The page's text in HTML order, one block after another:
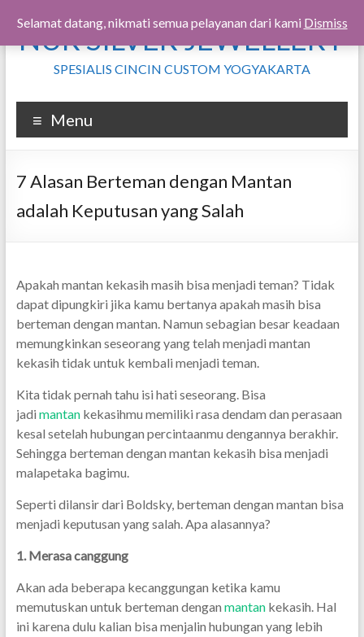
Skip
content
NUR SILVER JEWELLERY
SPESIALIS CINCIN CUSTOM YOGYAKARTA
Menu
7 Alasan Berteman dengan Mantan
adalah Keputusan yang Salah
Apakah mantan kekasih masih bisa menjadi teman? Tidak
dapat dipungkiri jika kamu bertanya apakah masih bisa
berteman dengan mantan. Namun sebagian besar keadaan
memungkinkan seseorang yang telah menjadi mantan
kekasih tidak untuk kembali menjadi teman.
Kita tidak pernah tahu isi hati seseorang. Bisa
jadi mantankekasihmu memiliki rasa dendam dan perasaan
kesal setelah hubungan percintaanmu dengannya berakhir.
Sehingga berteman dengan mantan kekasih bisa menjadi
malapetaka bagimu.
Seperti dilansir dari Boldsky, berteman dengan mantan bisa
menjadi keputusan yang salah. Apa alasannya?
1. Merasa canggung
Akan ada beberapa kecanggungan ketika kamu
memutuskan untuk berteman dengan mantankekasih. Hal
ini karena dulu kalian bisa menjalin hubungan yang lebih
Selamat datang, nikmati semua pelayanan dari kami Dismiss